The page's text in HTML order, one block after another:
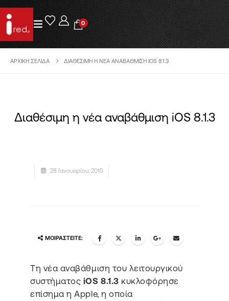
0
ΑΡΧΙΚΉ ΣΕΛΊΔΑ ΔΙΑΘΈΣΙΜΗ Η ΝΈΑ ΑΝΑΒΆΘΜΙΣΗ IOS 8.1.3
Διαθέσιμη η νέα αναβάθμιση iOS 8.1.3
28 Ιανουαρίου, 2015
ΜΟΙΡΑΣΤΕΊΤΕ:
Tη νέα αναβάθμιση του λειτουργικού
συστήματος iOS 8.1.3 κυκλοφόρησε
επίσημα η Apple, η οποία